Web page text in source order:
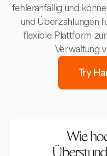
fehleranfällig und
und Überzahlungen
flexible Plattform
Verwaltung
Try
Wie